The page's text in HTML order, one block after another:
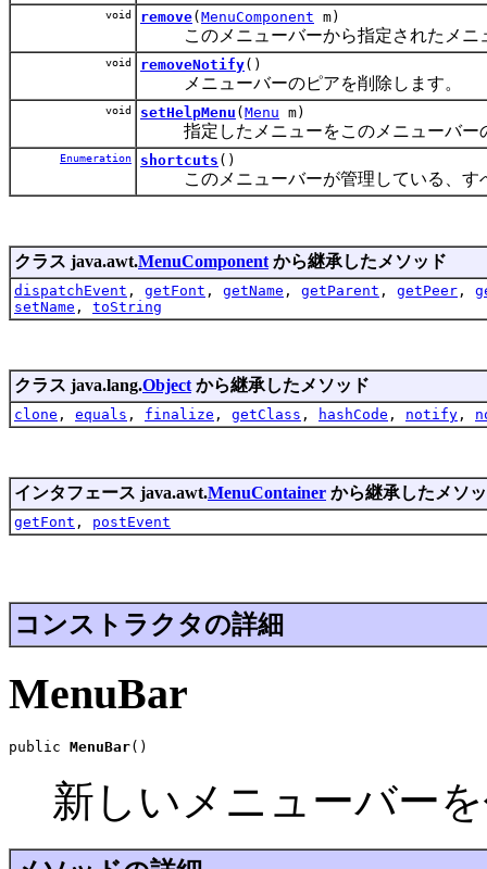
void remove( MenuComponent m)
このメニューバーから指定されたメニ
void removeNotify()
メニューバーのピアを削除します。
void setHelpMenu ( Menu m)
指定したメニューをこのメニューバー
Enumeration shortcuts ()
このメニューバーが管理している、す
クラス java.awt.MenuComponent から継承したメソッド
dispatchEvent , getFont , getName , getParent , getPeer ,
setName , toString
クラス java.lang.Object から継承したメソッド
clone , equals , finalize , getClass , hashCode , notify ,
インタフェース java.awt.MenuContainer から継承したメソ
getFont , postEvent
コンストラクタの詳細
MenuBar
public MenuBar()
新しいメニューバー